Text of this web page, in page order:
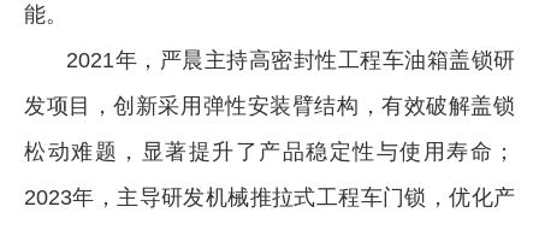
能。
2021年，严晨主持高密封性工程车油箱盖锁研
发项目，创新采用弹性安装臂结构，有效破解盖锁
松动难题，显著提升了产品稳定性与使用寿命；
2023年，主导研发机械推拉式工程车门锁，优化产